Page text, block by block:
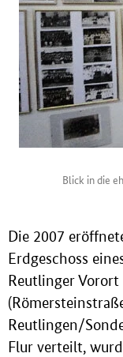
Blick in die
Die 2007
Erdgeschoss
Reutlinger
Reutlingen/
Flur verteilt,